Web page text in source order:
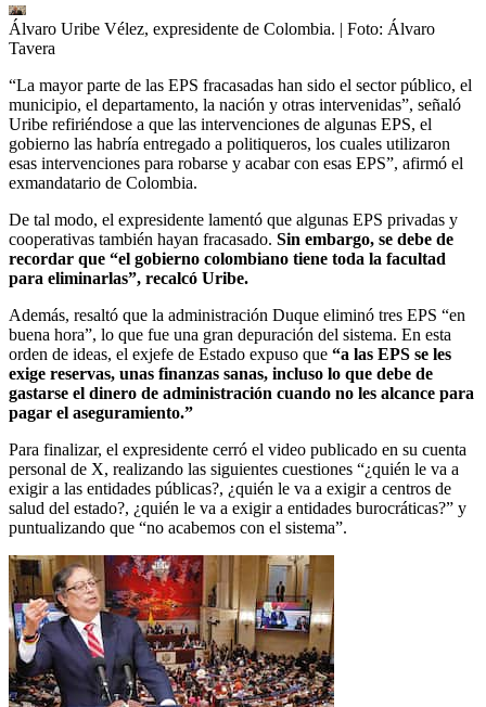
Álvaro Uribe Vélez, expresidente de Colombia. | Foto: Álvaro
Tavera
“La mayor parte de las EPS fracasadas han sido el sector público, el
municipio, el departamento, la nación y otras intervenidas”, señaló
Uribe refiriéndose a que las intervenciones de algunas EPS, el
gobierno las habría entregado a politiqueros, los cuales utilizaron
esas intervenciones para robarse y acabar con esas EPS”, afirmó el
exmandatario de Colombia.
De tal modo, el expresidente lamentó que algunas EPS privadas y
cooperativas también hayan fracasado. Sin embargo, se debe de
recordar que “el gobierno colombiano tiene toda la facultad
para eliminarlas”, recalcó Uribe.
Además, resaltó que la administración Duque eliminó tres EPS “en
buena hora”, lo que fue una gran depuración del sistema. En esta
orden de ideas, el exjefe de Estado expuso que “a las EPS se les
exige reservas, unas finanzas sanas, incluso lo que debe de
gastarse el dinero de administración cuando no les alcance para
pagar el aseguramiento.”
Para finalizar, el expresidente cerró el video publicado en su cuenta
personal de X, realizando las siguientes cuestiones “¿quién le va a
exigir a las entidades públicas?, ¿quién le va a exigir a centros de
salud del estado?, ¿quién le va a exigir a entidades burocráticas?” y
puntualizando que “no acabemos con el sistema”.